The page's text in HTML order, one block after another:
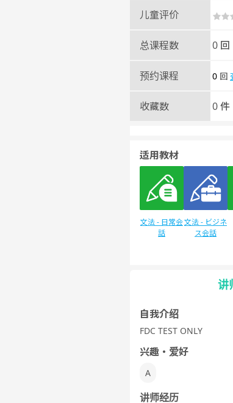
儿童评价
总课程数 0 回
预约课程 0 回
收藏数 0 件
适用教材
文法 - 日常会
話
文法 - ビジネ
ス会話
讲
自我介绍
FDC TEST ONLY
兴趣・爱好
A
讲师经历